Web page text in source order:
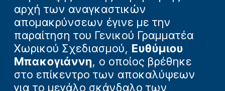
αρχή των αναγκαστικών
απομακρύνσεων έγινε με την
παραίτηση του Γενικού Γραμματέα
Χωρικού Σχεδιασμού, Ευθύμιου
Μπακογιάννη, ο οποίος βρέθηκε
στο επίκεντρο των αποκαλύψεων
για το μεγάλο σκάνδαλο των